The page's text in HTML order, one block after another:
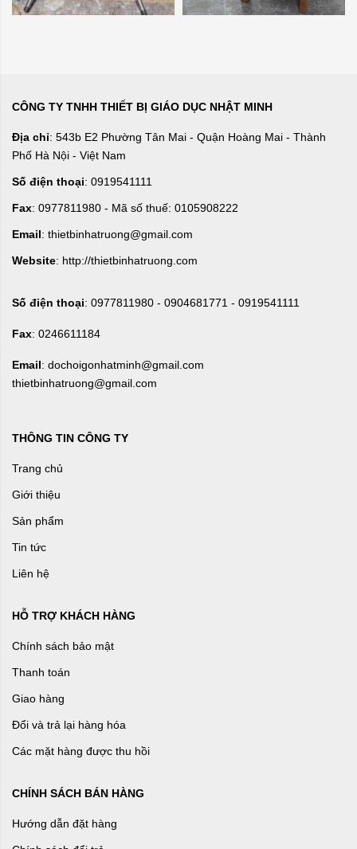
CÔNG TY TNHH THIẾT BỊ GIÁO DỤC NHẬT MINH
Địa chỉ: 543b E2 Phường Tân Mai - Quận Hoàng Mai - Thành
Phố Hà Nội - Việt Nam
Số điện thoại: 0919541111
Fax: 0977811980 - Mã số thuế: 0105908222
Email: thietbinhatruong@gmail.com
Website: http://thietbinhatruong.com
Số điện thoại: 0977811980 - 0904681771 - 0919541111
Fax: 0246611184
Email: dochoigonhatminh@gmail.com
thietbinhatruong@gmail.com
THÔNG TIN CÔNG TY
Trang chủ
Giới thiệu
Sản phẩm
Tin tức
Liên hệ
HỖ TRỢ KHÁCH HÀNG
Chính sách bảo mật
Thanh toán
Giao hàng
Đổi và trả lại hàng hóa
Các mặt hàng được thu hồi
CHÍNH SÁCH BÁN HÀNG
Hướng dẫn đặt hàng